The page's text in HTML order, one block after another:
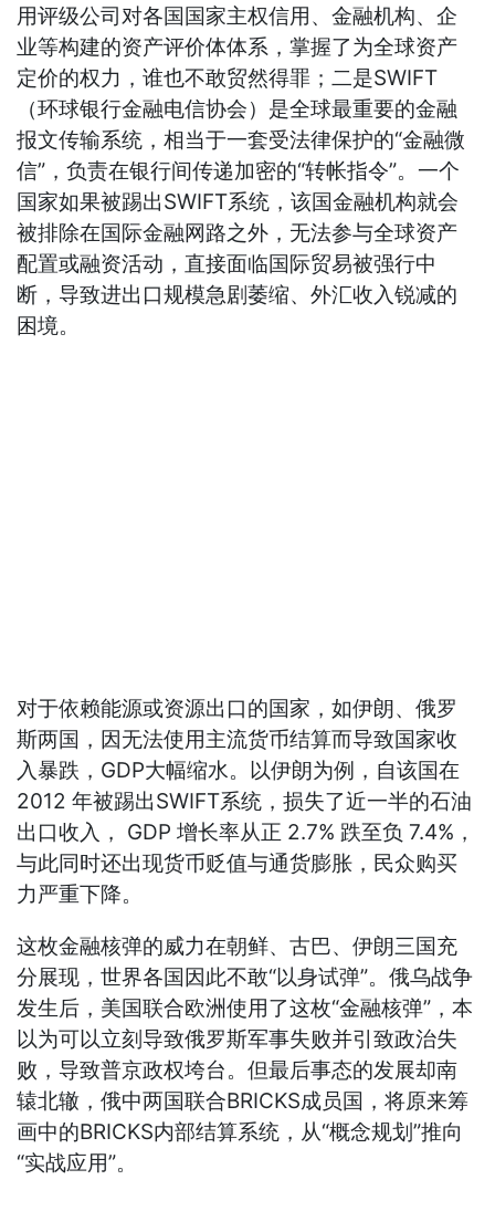
用评级公司对各国国家主权信用、金融机构、企
业等构建的资产评价体体系，掌握了为全球资产
定价的权力，谁也不敢贸然得罪；二是SWIFT
（环球银行金融电信协会）是全球最重要的金融
报文传输系统，相当于一套受法律保护的“金融微
信”，负责在银行间传递加密的“转帐指令”。一个
国家如果被踢出SWIFT系统，该国金融机构就会
被排除在国际金融网路之外，无法参与全球资产
配置或融资活动，直接面临国际贸易被强行中
断，导致进出口规模急剧萎缩、外汇收入锐减的
困境。
对于依赖能源或资源出口的国家，如伊朗、俄罗
斯两国，因无法使用主流货币结算而导致国家收
入暴跌，GDP大幅缩水。以伊朗为例，自该国在
2012 年被踢出SWIFT系统，损失了近一半的石油
出口收入， GDP 增长率从正 2.7% 跌至负 7.4%，
与此同时还出现货币贬值与通货膨胀，民众购买
力严重下降。
这枚金融核弹的威力在朝鲜、古巴、伊朗三国充
分展现，世界各国因此不敢“以身试弹”。俄乌战争
发生后，美国联合欧洲使用了这枚“金融核弹”，本
以为可以立刻导致俄罗斯军事失败并引致政治失
败，导致普京政权垮台。但最后事态的发展却南
辕北辙，俄中两国联合BRICKS成员国，将原来筹
画中的BRICKS内部结算系统，从“概念规划”推向
“实战应用”。